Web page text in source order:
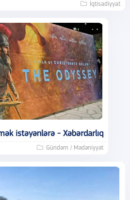
İqtisadiyyat
istəyənlərə - Xəbərdarlıq
Gündəm / Mədəniyyət